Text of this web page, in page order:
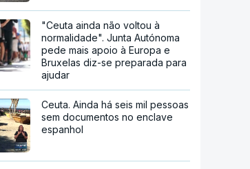
"Ceuta ainda não voltou à
normalidade". Junta Autónoma
pede mais apoio à Europa e
Bruxelas diz-se preparada para
ajudar
Ceuta. Ainda há seis mil pessoas
sem documentos no enclave
espanhol